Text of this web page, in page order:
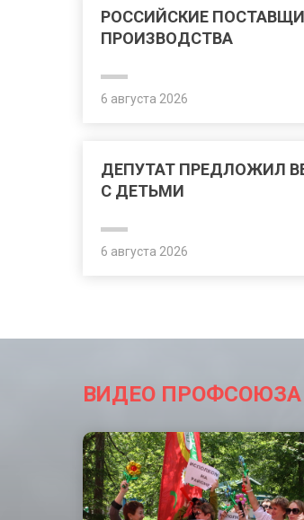
РОССИЙСКИЕ
ПРОИЗВОДСТВА
6 августа 2026
ДЕПУТАТ ПРЕДЛОЖИЛ
С ДЕТЬМИ
6 августа 2026
ВИДЕО ПРОФСОЮЗА